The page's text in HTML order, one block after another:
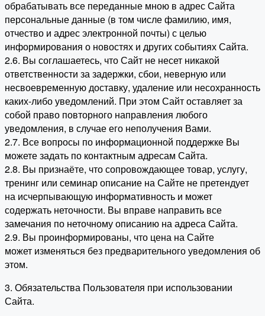
обрабатывать все переданные мною в адрес Сайта
персональные данные (в том числе фамилию, имя,
отчество и адрес электронной почты) с целью
информирования о новостях и других событиях Сайта.
2.6. Вы соглашаетесь, что Сайт не несет никакой
ответственности за задержки, сбои, неверную или
несвоевременную доставку, удаление или несохранность
каких-либо уведомлений. При этом Сайт оставляет за
собой право повторного направления любого
уведомления, в случае его неполучения Вами.
2.7. Все вопросы по информационной поддержке Вы
можете задать по контактным адресам Сайта.
2.8. Вы признаёте, что сопровождающее товар, услугу,
тренинг или семинар описание на Сайте не претендует
на исчерпывающую информативность и может
содержать неточности. Вы вправе направить все
замечания по неточному описанию на адреса Сайта.
2.9. Вы проинформированы, что цена на Сайте
может изменяться без предварительного уведомления об
этом.
3. Обязательства Пользователя при использовании
Сайта.